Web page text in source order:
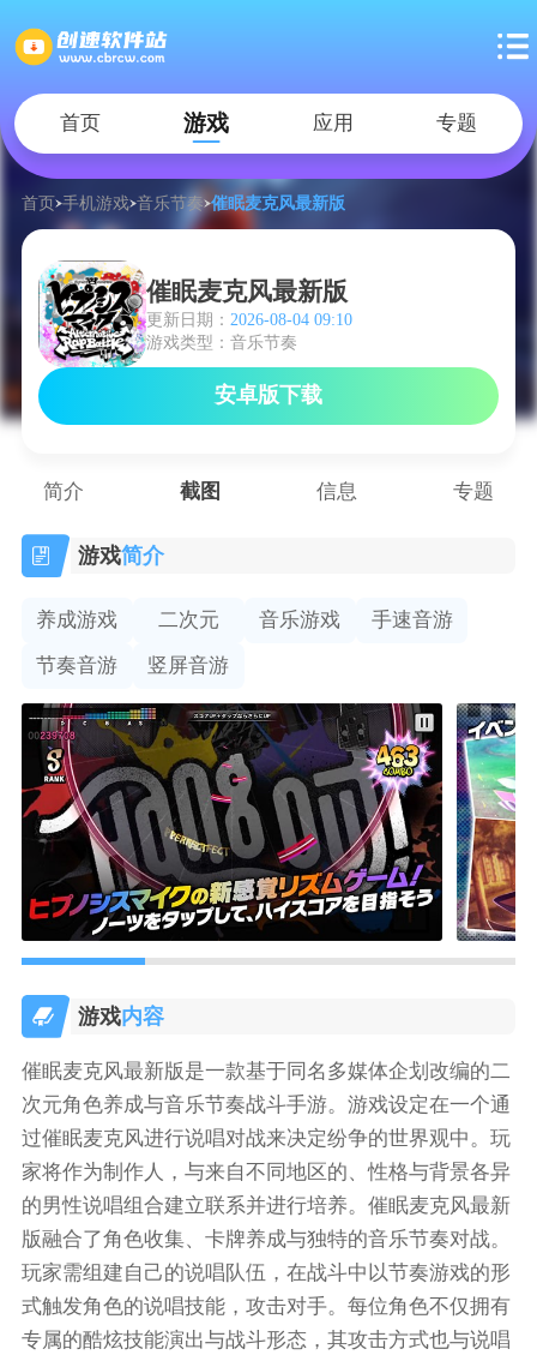
首页 游戏 应用 专题
首页 手机游戏 音乐节奏 催眠麦克风最新版
催眠麦克风最新版
更新日期： 2026-08-04 09:10
游戏类型：音乐节奏
安卓版下载
简介 截图 信息 专题
游戏简介
养成游戏 二次元 音乐游戏 手速音游
节奏音游 竖屏音游
游戏内容
催眠麦克风最新版是一款基于同名多媒体企划改编的二
次元角色养成与音乐节奏战斗手游。游戏设定在一个通
过催眠麦克风进行说唱对战来决定纷争的世界观中。玩
家将作为制作人，与来自不同地区的、性格与背景各异
的男性说唱组合建立联系并进行培养。催眠麦克风最新
版融合了角色收集、卡牌养成与独特的音乐节奏对战。
玩家需组建自己的说唱队伍，在战斗中以节奏游戏的形
式触发角色的说唱技能，攻击对手。每位角色不仅拥有
专属的酷炫技能演出与战斗形态，其攻击方式也与说唱